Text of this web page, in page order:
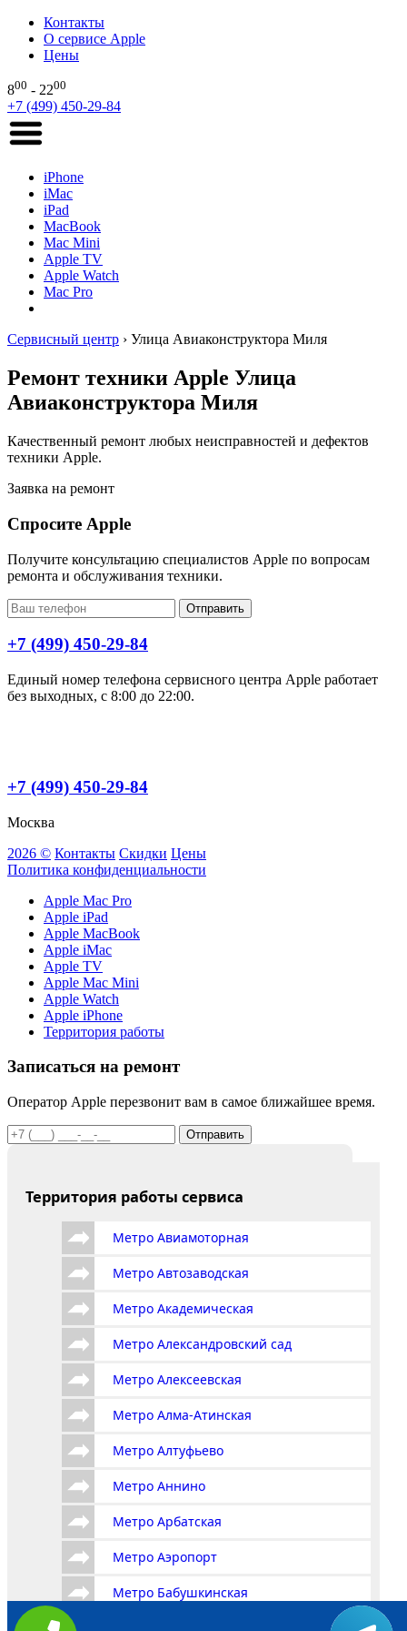
Контакты
О сервисе Apple
Цены
800 - 2200
+7 (499) 450-29-84
iPhone
iMac
iPad
MacBook
Mac Mini
Apple TV
Apple Watch
Mac Pro
Сервисный центр › Улица Авиаконструктора Миля
Ремонт техники Apple Улица
Авиаконструктора Миля
Качественный ремонт любых неисправностей и дефектов
техники Apple.
Заявка на ремонт
Спросите Apple
Получите консультацию специалистов Apple по вопросам
ремонта и обслуживания техники.
Отправить
+7 (499) 450-29-84
Единый номер телефона сервисного центра Apple работает
без выходных, с 8:00 до 22:00.
+7 (499) 450-29-84
Москва
2026 © Контакты Скидки Цены
Политика конфиденциальности
Apple Mac Pro
Apple iPad
Apple MacBook
Apple iMac
Apple TV
Apple Mac Mini
Apple Watch
Apple iPhone
Территория работы
Записаться на ремонт
Оператор Apple перезвонит вам в самое ближайшее время.
Отправить
Территория работы сервиса
Метро Авиамоторная
Метро Автозаводская
Метро Академическая
Метро Александровский сад
Метро Алексеевская
Метро Алма-Атинская
Метро Алтуфьево
Метро Аннино
Метро Арбатская
Метро Аэропорт
Метро Бабушкинская